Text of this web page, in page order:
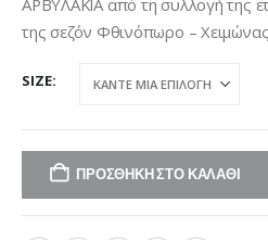
€149,95.είναι:
ΑΡΒΥΛΑΚΙΑ από τη συλλογή της
της σεζόν Φθινόπωρο –
SIZE
ΠΡΟΣΘΉΚΗ ΣΤΟ ΚΑΛΆΘΙ